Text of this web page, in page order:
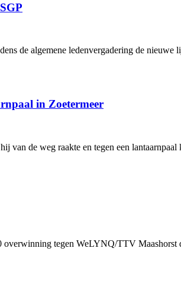
de algemene ledenvergadering de nieuwe
in Zoetermeer
van de weg raakte en tegen een
tegen WeLYNQ/TTV